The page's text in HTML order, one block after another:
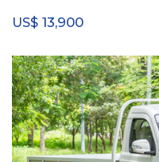
US$ 13,900